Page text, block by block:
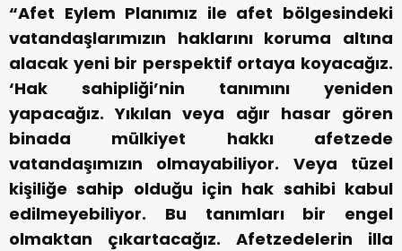
“Afet Eylem Planımız ile afet bölgesindeki
vatandaşlarımızın haklarını koruma altına
alacak yeni bir perspektif ortaya koyacağız.
‘Hak sahipliği’nin tanımını yeniden
yapacağız. Yıkılan veya ağır hasar gören
binada mülkiyet hakkı afetzede
vatandaşımızın olmayabiliyor. Veya tüzel
kişiliğe sahip olduğu için hak sahibi kabul
edilmeyebiliyor. Bu tanımları bir engel
olmaktan çıkartacağız. Afetzedelerin illa